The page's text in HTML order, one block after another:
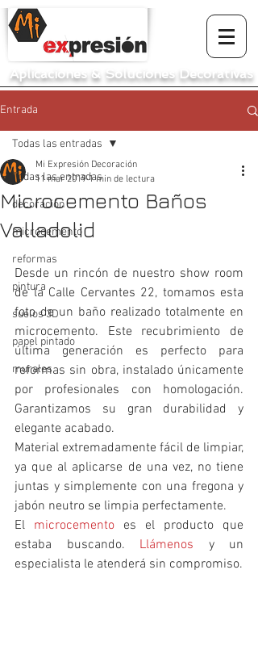
Aplicaciones & Soluciones Decorativas
Entrada
Todas las entradas
decoración
microcemento
reformas
pintura
suelos 3D
papel pintado
murales
Todas las entradas
Microcemento Baños
Valladolid
Mi Expresión Decoración
11 mar 2019 1 min de lectura
Desde un rincón de nuestro show room
de la Calle Cervantes 22, tomamos esta
foto de un baño realizado totalmente en
microcemento. Este recubrimiento de
última generación es perfecto para
reformas sin obra, instalado únicamente
por profesionales con homologación.
Garantizamos su gran durabilidad y
elegante acabado.
Material extremadamente fácil de limpiar,
ya que al aplicarse de una vez, no tiene
juntas y simplemente con una fregona y
jabón neutro se limpia perfectamente.
El microcemento es el producto que
estaba buscando. Llámenos y un